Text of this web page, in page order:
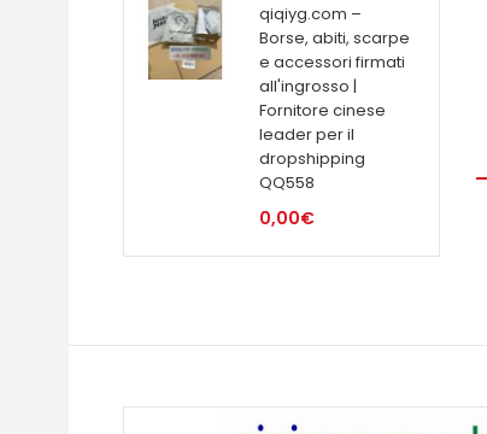
qiqiyg.com –
Borse, abiti, scarpe
e accessori firmati
all'ingrosso |
Fornitore cinese
leader per il
dropshipping
QQ558
0,00€